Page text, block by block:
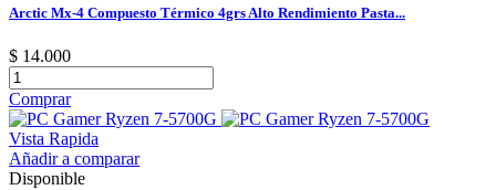
Arctic Mx-4 Compuesto Térmico 4grs Alto Rendimiento Pasta...
$ 14.000
Comprar
Vista Rapida
Añadir a comparar
Disponible